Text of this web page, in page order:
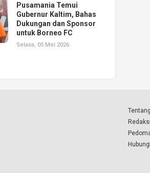
Pusamania Temui
Gubernur Kaltim, Bahas
Dukungan dan Sponsor
untuk Borneo FC
Selasa, 05 Mei 2026
Redaksi